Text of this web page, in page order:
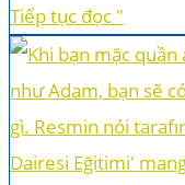
Tiếp tục đọc "